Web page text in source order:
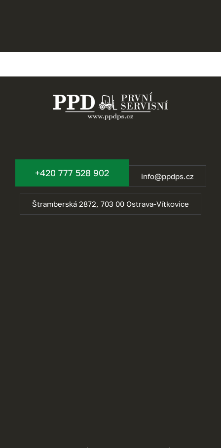
+420 777 528 902 info@ppdps.cz
Štramberská 2872, 703 00 Ostrava-Vítkovice